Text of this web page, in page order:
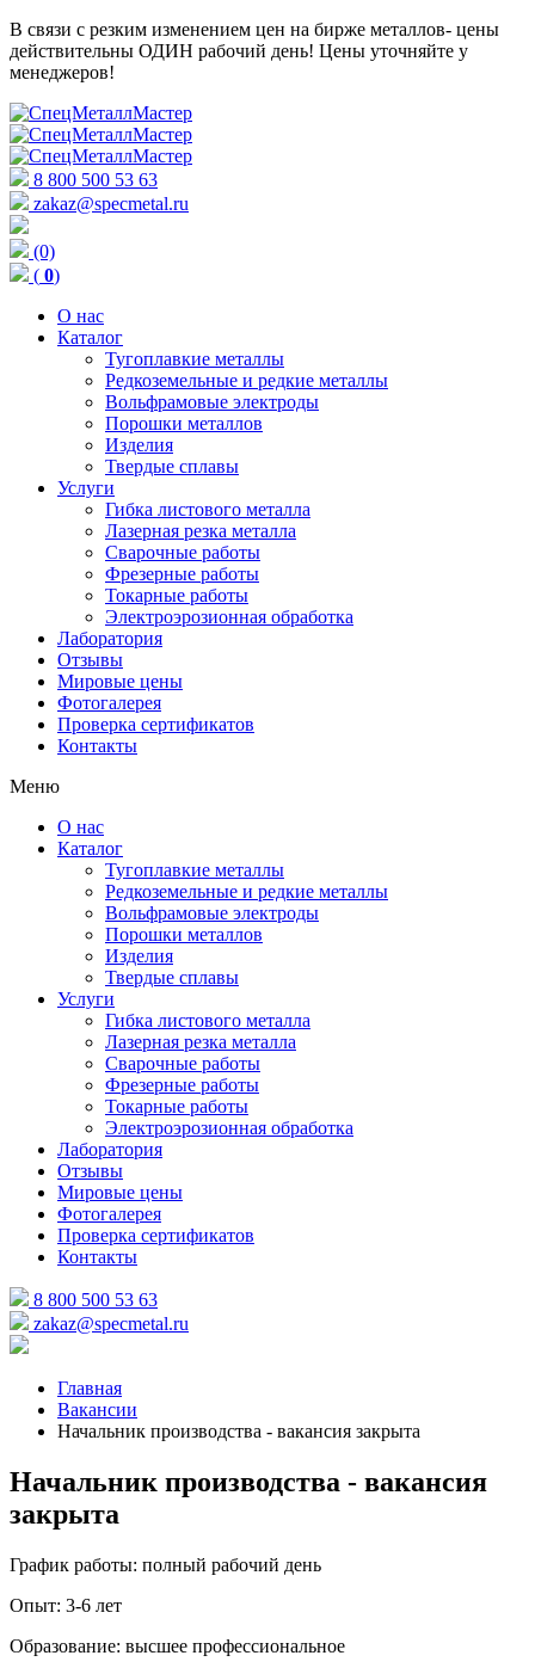
В связи с резким изменением цен на бирже металлов- цены
действительны ОДИН рабочий день! Цены уточняйте у
менеджеров!
8 800 500 53 63
zakaz@specmetal.ru
(0)
( 0)
О нас
Каталог
Тугоплавкие металлы
Редкоземельные и редкие металлы
Вольфрамовые электроды
Порошки металлов
Изделия
Твердые сплавы
Услуги
Гибка листового металла
Лазерная резка металла
Сварочные работы
Фрезерные работы
Токарные работы
Электроэрозионная обработка
Лаборатория
Отзывы
Мировые цены
Фотогалерея
Проверка сертификатов
Контакты
Меню
О нас
Каталог
Тугоплавкие металлы
Редкоземельные и редкие металлы
Вольфрамовые электроды
Порошки металлов
Изделия
Твердые сплавы
Услуги
Гибка листового металла
Лазерная резка металла
Сварочные работы
Фрезерные работы
Токарные работы
Электроэрозионная обработка
Лаборатория
Отзывы
Мировые цены
Фотогалерея
Проверка сертификатов
Контакты
8 800 500 53 63
zakaz@specmetal.ru
Главная
Вакансии
Начальник производства - вакансия закрыта
Начальник производства - вакансия
закрыта
График работы: полный рабочий день
Опыт: 3-6 лет
Образование: высшее профессиональное